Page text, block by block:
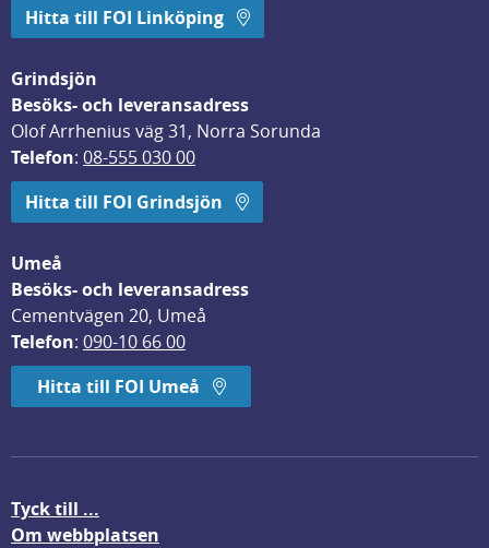
Hitta till FOI Linköping
Grindsjön
Besöks- och leveransadress
Olof Arrhenius väg 31, Norra Sorunda
Telefon: 08-555 030 00
Hitta till FOI Grindsjön
Umeå
Besöks- och leveransadress
Cementvägen 20, Umeå
Telefon: 090-10 66 00
Hitta till FOI Umeå
Tyck till ...
Om webbplatsen